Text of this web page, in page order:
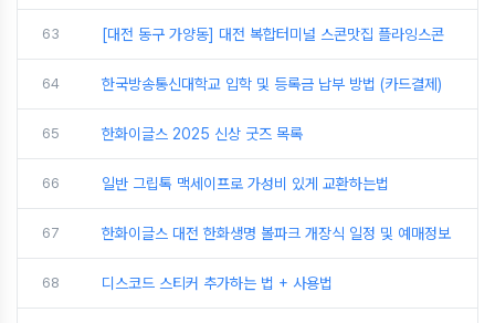
63 [대전 동구 가양동] 대전 복합터미널 스콘맛집 플라잉스콘
64 한국방송통신대학교 입학 및 등록금 납부 방법 (카드결제)
65 한화이글스 2025 신상 굿즈 목록
66 일반 그립톡 맥세이프로 가성비 있게 교환하는법
67 한화이글스 대전 한화생명 볼파크 개장식 일정 및 예매정보
68 디스코드 스티커 추가하는 법 + 사용법